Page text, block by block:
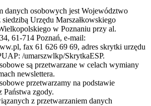
danych osobowych jest Województwo
Urzędu Marszałkowskiego
w Poznaniu przy al.
61-714 Poznań, e-mail:
fax 61 626 69 69, adres skrytki urzędu
/umarszwlkp/SkrytkaESP.
są przetwarzane w celach wymiany
newslettera.
przetwarzamy na podstawie
Państwa zgody.
z przetwarzaniem danych